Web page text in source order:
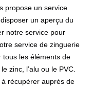
propose un service
un aperçu du
notre service pour
service de zinguerie
tous les éléments de
zinc, l’alu ou le PVC.
récupérer auprès de